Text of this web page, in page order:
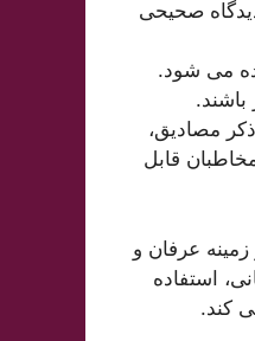
صحیحی
می شود.
مصادیق،
قابل
عرفان و
استفاده
کند.